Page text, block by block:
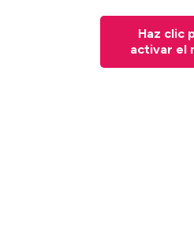
Haz clic
activar el